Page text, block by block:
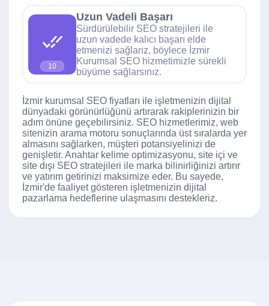
10
Uzun Vadeli Başarı
Sürdürülebilir SEO stratejileri ile
uzun vadede kalıcı başarı elde
etmenizi sağlarız, böylece İzmir
Kurumsal SEO hizmetimizle sürekli
büyüme sağlarsınız.
İzmir kurumsal SEO fiyatları ile işletmenizin dijital
dünyadaki görünürlüğünü artırarak rakiplerinizin bir
adım önüne geçebilirsiniz. SEO hizmetlerimiz, web
sitenizin arama motoru sonuçlarında üst sıralarda yer
almasını sağlarken, müşteri potansiyelinizi de
genişletir. Anahtar kelime optimizasyonu, site içi ve
site dışı SEO stratejileri ile marka bilinirliğinizi artırır
ve yatırım getirinizi maksimize eder. Bu sayede,
İzmir'de faaliyet gösteren işletmenizin dijital
pazarlama hedeflerine ulaşmasını destekleriz.